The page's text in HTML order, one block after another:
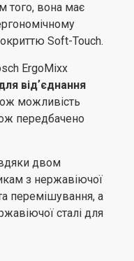
того, вона має
Soft-Touch.
ErgoMixx
відʼєднання
можливість
передбачено
двом
з нержавіючої
перемішування, а
сталі для